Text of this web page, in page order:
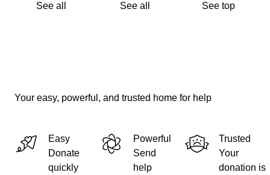
See all See all See top
Your easy, powerful, and trusted home for help
Easy
Donate
quickly
Powerful
Send
help
Trusted
Your
donation is